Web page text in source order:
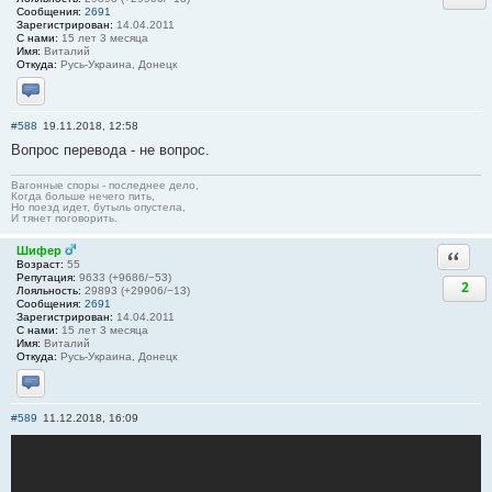
Сообщения: 2691
Зарегистрирован: 14.04.2011
С нами: 15 лет 3 месяца
Имя: Виталий
Откуда: Русь-Украина, Донецк
Отправить личное сообщение
#588 19.11.2018, 12:58
Вопрос перевода - не вопрос.
Вагонные споры - последнее дело,
Когда больше нечего пить,
Но поезд идет, бутыль опустела,
И тянет поговорить.
Шифер
Возраст: 55
Репутация: 9633 (+9686/−53)
Лояльность: 29893 (+29906/−13)
Сообщения: 2691
Зарегистрирован: 14.04.2011
С нами: 15 лет 3 месяца
Имя: Виталий
Откуда: Русь-Украина, Донецк
Отправить личное сообщение
2
#589 11.12.2018, 16:09